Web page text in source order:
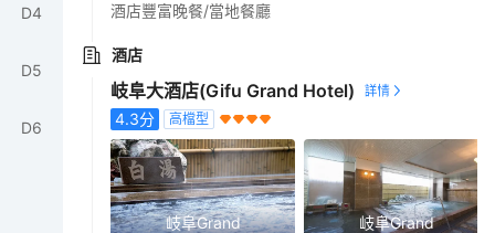
D4
D5
D6
酒店豐富晚餐/當地餐廳
酒店
岐阜大酒店(Gifu Grand Hotel)
4.3分 高檔型
岐阜Grand 岐阜Grand